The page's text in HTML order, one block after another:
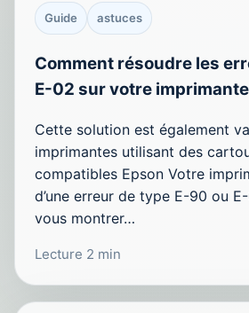
Guide astuces
Comment résoudre les
E-02 sur votre
Cette solution est également
imprimantes utilisant des
compatibles Epson Votre
d’une erreur de type E-90 ou
vous montrer…
Lecture 2 min